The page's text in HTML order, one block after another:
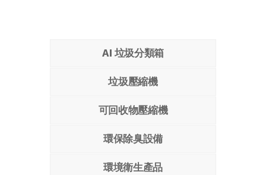
AI 垃圾分類箱
垃圾壓縮機
可回收物壓縮機
環保除臭設備
環境衛生產品